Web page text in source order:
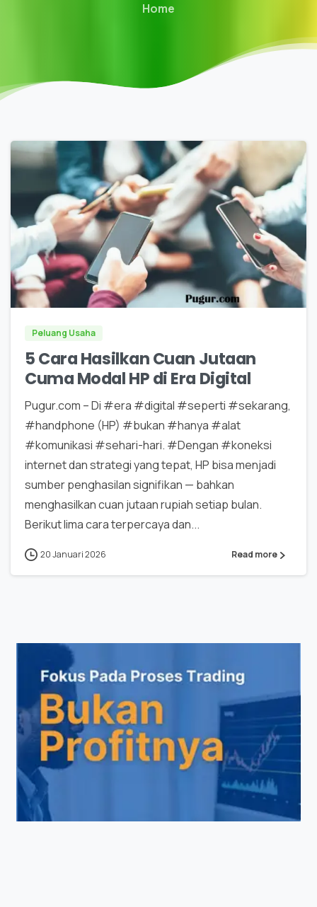
Home
0 0
Peluang Usaha
5 Cara Hasilkan Cuan Jutaan
Cuma Modal HP di Era Digital
Pugur.com – Di #era #digital #seperti #sekarang,
#handphone (HP) #bukan #hanya #alat
#komunikasi #sehari-hari. #Dengan #koneksi
internet dan strategi yang tepat, HP bisa menjadi
sumber penghasilan signifikan — bahkan
menghasilkan cuan jutaan rupiah setiap bulan.
Berikut lima cara terpercaya dan...
20 Januari 2026 Read more